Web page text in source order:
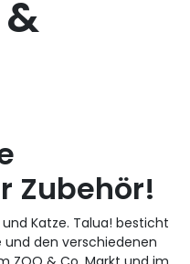
Zubehör!
Katze. Talua! besticht
den verschiedenen